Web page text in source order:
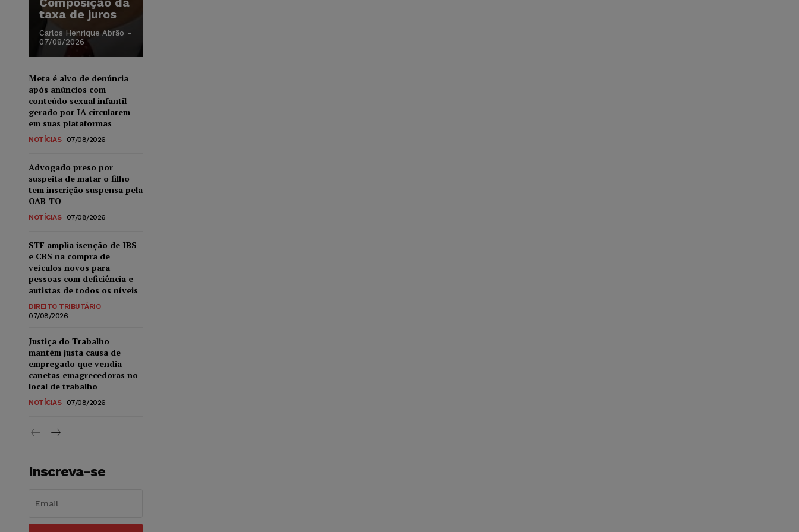
taxa de juros
Carlos Henrique Abrão -
07/08/2026
Meta é alvo de denúncia
após anúncios com
conteúdo sexual infantil
gerado por IA circularem
em suas plataformas
NOTÍCIAS 07/08/2026
Advogado preso por
suspeita de matar o filho
tem inscrição suspensa pela
OAB-TO
NOTÍCIAS 07/08/2026
STF amplia isenção de IBS
e CBS na compra de
veículos novos para
pessoas com deficiência e
autistas de todos os níveis
DIREITO TRIBUTÁRIO
07/08/2026
Justiça do Trabalho
mantém justa causa de
empregado que vendia
canetas emagrecedoras no
local de trabalho
NOTÍCIAS 07/08/2026
Inscreva-se